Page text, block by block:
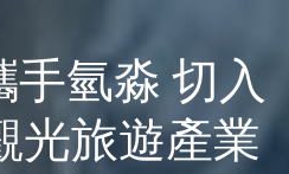
氫淼 切入
光旅遊產業